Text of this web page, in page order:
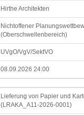
Hirthe Architekten
Nichtoffener
(Oberschwellenbereich)
UVgO/VgV/SektVO
08.09.2026 24:00
Lieferung von Papier und
(LRAKA_A11-2026-0001)